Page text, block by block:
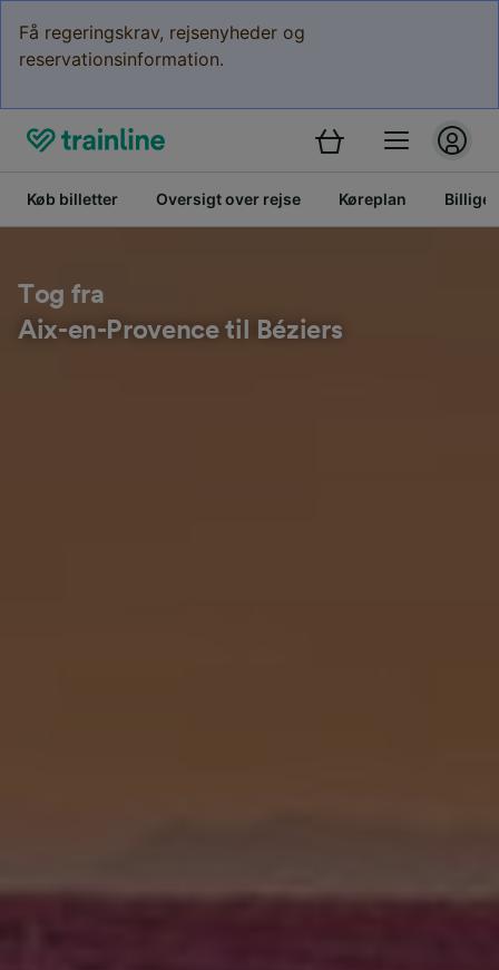
Få regeringskrav, rejsenyheder og
reservationsinformation.
Køb billetter Oversigt over rejse Køreplan Billige
Tog fra
Aix-en-Provence til Béziers